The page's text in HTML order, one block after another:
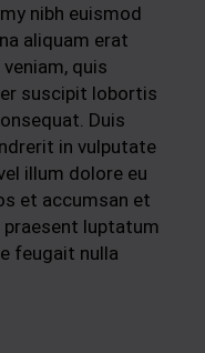
nibh euismod
aliquam erat
quis
suscipit lobortis
Duis
in vulputate
illum dolore eu
et accumsan et
luptatum
feugait nulla